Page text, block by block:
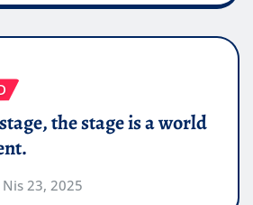
the stage is a world
Nis 23, 2025